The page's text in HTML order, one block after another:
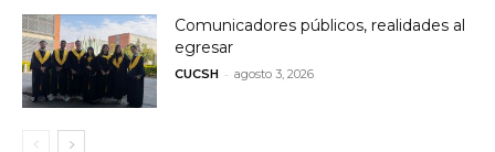
Comunicadores públicos, realidades al
egresar
CUCSH - agosto 3, 2026